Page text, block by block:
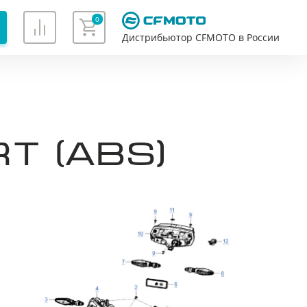
0
Дистрибьютор CFMOTO в России
(ABS)